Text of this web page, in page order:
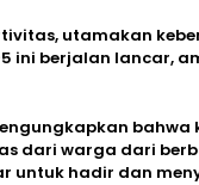
utamakan
ini berjalan lancar,
dari warga dari
untuk hadir dan